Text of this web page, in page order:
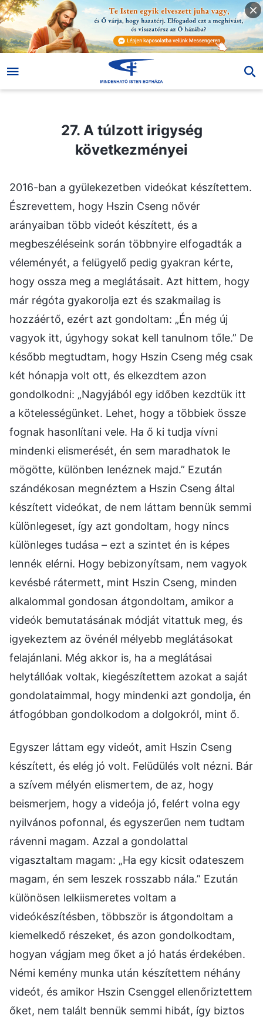
27. A túlzott irigység következményei
27. A túlzott irigység
következményei
2016-ban a gyülekezetben videókat készítettem.
Észrevettem, hogy Hszin Cseng nővér
arányaiban több videót készített, és a
megbeszéléseink során többnyire elfogadták a
véleményét, a felügyelő pedig gyakran kérte,
hogy ossza meg a meglátásait. Azt hittem, hogy
már régóta gyakorolja ezt és szakmailag is
hozzáértő, ezért azt gondoltam: „Én még új
vagyok itt, úgyhogy sokat kell tanulnom tőle.” De
később megtudtam, hogy Hszin Cseng még csak
két hónapja volt ott, és elkezdtem azon
gondolkodni: „Nagyjából egy időben kezdtük itt
a kötelességünket. Lehet, hogy a többiek össze
fognak hasonlítani vele. Ha ő ki tudja vívni
mindenki elismerését, én sem maradhatok le
mögötte, különben lenéznek majd.” Ezután
szándékosan megnéztem a Hszin Cseng által
készített videókat, de nem láttam bennük semmi
különlegeset, így azt gondoltam, hogy nincs
különleges tudása – ezt a szintet én is képes
lennék elérni. Hogy bebizonyítsam, nem vagyok
kevésbé rátermett, mint Hszin Cseng, minden
alkalommal gondosan átgondoltam, amikor a
videók bemutatásának módját vitattuk meg, és
igyekeztem az övénél mélyebb meglátásokat
felajánlani. Még akkor is, ha a meglátásai
helytállóak voltak, kiegészítettem azokat a saját
gondolataimmal, hogy mindenki azt gondolja, én
átfogóbban gondolkodom a dolgokról, mint ő.
Egyszer láttam egy videót, amit Hszin Cseng
készített, és elég jó volt. Felüdülés volt nézni. Bár
a szívem mélyén elismertem, de az, hogy
beismerjem, hogy a videója jó, felért volna egy
nyilvános pofonnal, és egyszerűen nem tudtam
rávenni magam. Azzal a gondolattal
vigasztaltam magam: „Ha egy kicsit odateszem
magam, én sem leszek rosszabb nála.” Ezután
különösen lelkiismeretes voltam a
videókészítésben, többször is átgondoltam a
kiemelkedő részeket, és azon gondolkodtam,
hogyan vágjam meg őket a jó hatás érdekében.
Némi kemény munka után készítettem néhány
videót, és amikor Hszin Csenggel ellenőriztettem
őket, nem talált bennük semmi hibát, így biztos